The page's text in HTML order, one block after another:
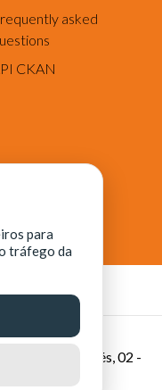
asked
CKAN
de Ciência,
dos Tremembés, 02 -
para
tráfego da